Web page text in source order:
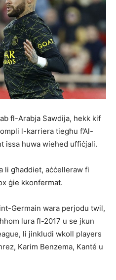
fl-Arabja Sawdija, hekk kif
l-karriera tiegħu f’Al-
issa huwa wieħed uffiċjali.
li għaddiet, aċċelleraw fi
ġie kkonfermat.
Germain wara perjodu twil,
lura fl-2017 u se jkun
li jinkludi wkoll players
Karim Benzema, Kanté u